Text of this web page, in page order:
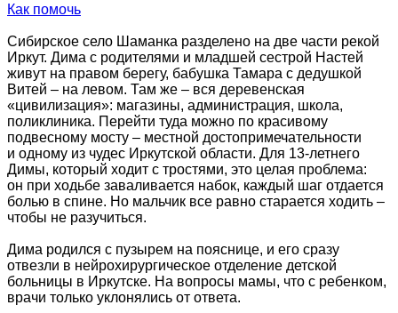
Как помочь
Сибирское село Шаманка разделено на две части рекой
Иркут. Дима с родителями и младшей сестрой Настей
живут на правом берегу, бабушка Тамара с дедушкой
Витей – на левом. Там же – вся деревенская
«цивилизация»: магазины, администрация, школа,
поликлиника. Перейти туда можно по красивому
подвесному мосту – местной достопримечательности
и одному из чудес Иркутской области. Для 13-летнего
Димы, который ходит с тростями, это целая проблема:
он при ходьбе заваливается набок, каждый шаг отдается
болью в спине. Но мальчик все равно старается ходить –
чтобы не разучиться.
Дима родился с пузырем на пояснице, и его сразу
отвезли в нейрохирургическое отделение детской
больницы в Иркутске. На вопросы мамы, что с ребенком,
врачи только уклонялись от ответа.